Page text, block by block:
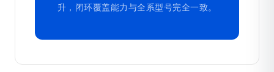
升，闭环覆盖能力与全系型号完全一致。